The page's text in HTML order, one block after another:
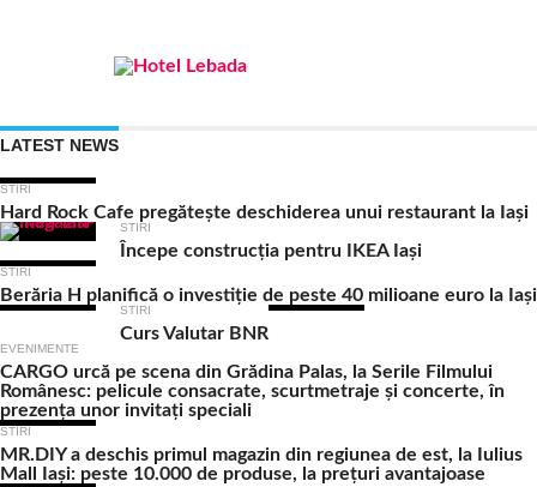
LATEST NEWS
STIRI
Hard Rock Cafe pregătește deschiderea unui restaurant la Iași
STIRI
Începe construcția pentru IKEA Iași
STIRI
Berăria H planifică o investiție de peste 40 milioane euro la Iași
STIRI
Curs Valutar BNR
EVENIMENTE
CARGO urcă pe scena din Grădina Palas, la Serile Filmului
Românesc: pelicule consacrate, scurtmetraje și concerte, în
prezența unor invitați speciali
STIRI
MR.DIY a deschis primul magazin din regiunea de est, la Iulius
Mall Iași: peste 10.000 de produse, la prețuri avantajoase